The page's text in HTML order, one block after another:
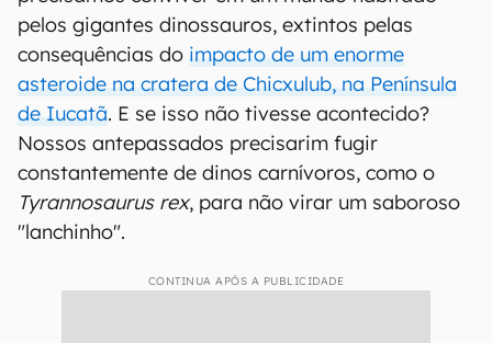
pelos gigantes dinossauros, extintos pelas
consequências do impacto de um enorme
asteroide na cratera de Chicxulub, na Península
de Iucatã. E se isso não tivesse acontecido?
Nossos antepassados precisarim fugir
constantemente de dinos carnívoros, como o
Tyrannosaurus rex, para não virar um saboroso
"lanchinho".
CONTINUA APÓS A PUBLICIDADE